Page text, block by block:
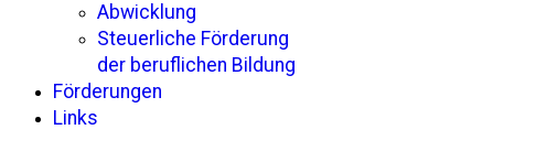
Abwicklung
Steuerliche Förderung
der beruflichen Bildung
Förderungen
Links